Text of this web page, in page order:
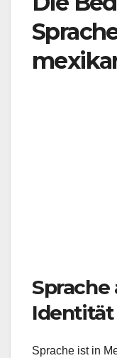
Sprache
Identität
Sprache ist in